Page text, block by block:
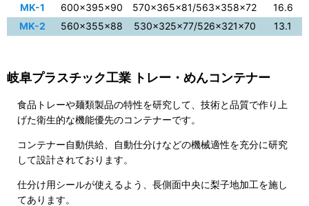
MK-1
600×395×90 570×365×81/563×358×72
16.6
MK-2
560×355×88 530×325×77/526×321×70 13.1
岐阜プラスチック工業 トレー・めんコンテナー
食品トレーや麺類製品の特性を研究して、技術と品質で作り上
げた衛生的な機能優先のコンテナーです。
コンテナー自動供給、自動仕分けなどの機械適性を充分に研究
して設計されております。
仕分け用シールが使えるよう、長側面中央に梨子地加工を施し
てあります。